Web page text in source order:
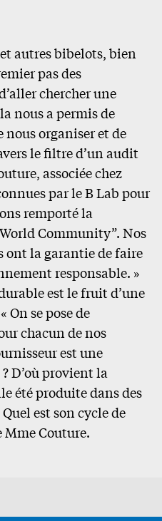
autres bibelots, bien
pas des
chercher une
nous a permis de
nous organiser et de
le filtre d’un audit
associée chez
par le B Lab pour
remporté la
Community”. Nos
ont la garantie de faire
responsable. »
est le fruit d’une
On se pose de
chacun de nos
est une
D’où provient la
été produite dans des
est son cycle de
Mme Couture.